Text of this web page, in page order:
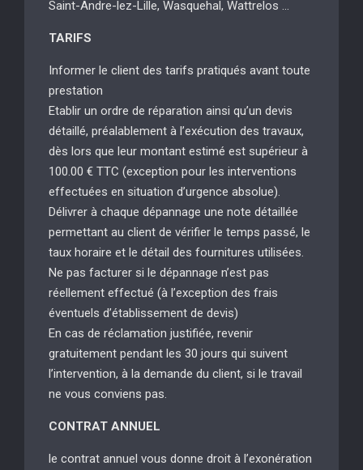
Saint-Andre-lez-Lille, Wasquehal, Wattrelos …
TARIFS
Informer le client des tarifs pratiqués avant toute
prestation
Etablir un ordre de réparation ainsi qu’un devis
détaillé, préalablement à l’exécution des travaux,
dès lors que leur montant estimé est supérieur à
100.00 € TTC (exception pour les interventions
effectuées en situation d’urgence absolue).
Délivrer à chaque dépannage une note détaillée
permettant au client de vérifier le temps passé, le
taux horaire et le détail des fournitures utilisées.
Ne pas facturer si le dépannage n’est pas
réellement effectué (à l’exception des frais
éventuels d’établissement de devis)
En cas de réclamation justifiée, revenir
gratuitement pendant les 30 jours qui suivent
l’intervention, à la demande du client, si le travail
ne vous conviens pas.
CONTRAT ANNUEL
le contrat annuel vous donne droit à l’exonération